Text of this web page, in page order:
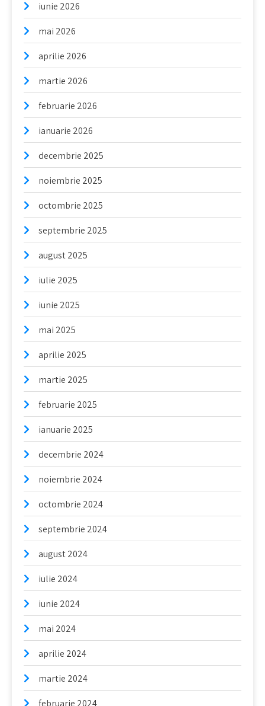
iunie 2026
mai 2026
aprilie 2026
martie 2026
februarie 2026
ianuarie 2026
decembrie 2025
noiembrie 2025
octombrie 2025
septembrie 2025
august 2025
iulie 2025
iunie 2025
mai 2025
aprilie 2025
martie 2025
februarie 2025
ianuarie 2025
decembrie 2024
noiembrie 2024
octombrie 2024
septembrie 2024
august 2024
iulie 2024
iunie 2024
mai 2024
aprilie 2024
martie 2024
februarie 2024